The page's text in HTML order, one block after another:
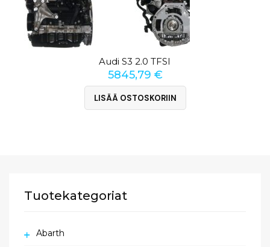
Audi S3 2.0 TFSI
5845,79 €
LISÄÄ OSTOSKORIIN
Tuotekategoriat
Abarth